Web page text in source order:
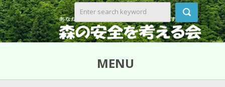
MENU